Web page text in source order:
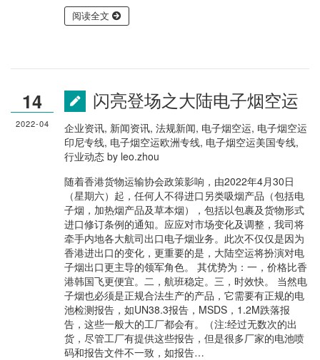
阅读全文
闪亮登场之大陆电子烟空运
企业资讯, 新闻资讯, 法规新闻, 电子烟空运, 电子烟空运
印尼专线, 电子烟空运欧洲专线, 电子烟空运美国专线,
行业动态 by leo.zhou
随着香港货物运输协会政策影响，由2022年4月30日
（星期六）起，任何人不得进口另类吸烟产品（包括电
子烟，加热烟产品及草本烟），包括以包裹及货物形式
进口修订条例的通知。应应对市场变化及调整，我司将
牵手内地各大航司出口电子烟业务。此次不仅仅是因为
香港进出口的变化，更重要的是，大陆空运将扮演对电
子烟出口更主导的领军角色。 其优势为：一，价格比香
港韩国飞更便宜。二，航班稳定。三，时效快。 当然电
子烟也必须是正规合法生产的产品，它需要有正规的电
池检测报告，如UN38.3报告，MSDS，1.2M跌落报
告，这些一般大的工厂都会有。（注:经过无数次的出
货，尽管工厂有提供这些报告，但是很多厂家的电池喷
码和报告文件不一致，如报告…
14
2022-04